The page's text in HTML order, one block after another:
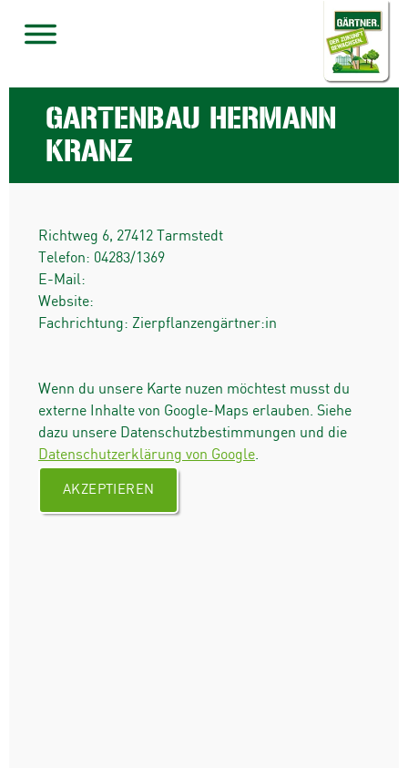
GARTENBAU HERMANN
KRANZ
Richtweg 6, 27412
Tarmstedt
Telefon: 04283/1369
E-Mail:
Website:
Fachrichtung: Zierpflanzengärtner:in
Wenn du unsere Karte nuzen möchtest musst du
externe Inhalte von Google-Maps erlauben. Siehe
dazu unsere Datenschutzbestimmungen und die
Datenschutzerklärung von Google.
AKZEPTIEREN